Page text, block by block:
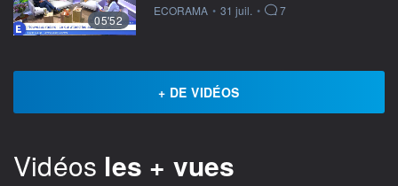
05'52
information fournie par
ECORAMA • 31 juil. • 7
+ DE VIDÉOS
Vidéos les + vues